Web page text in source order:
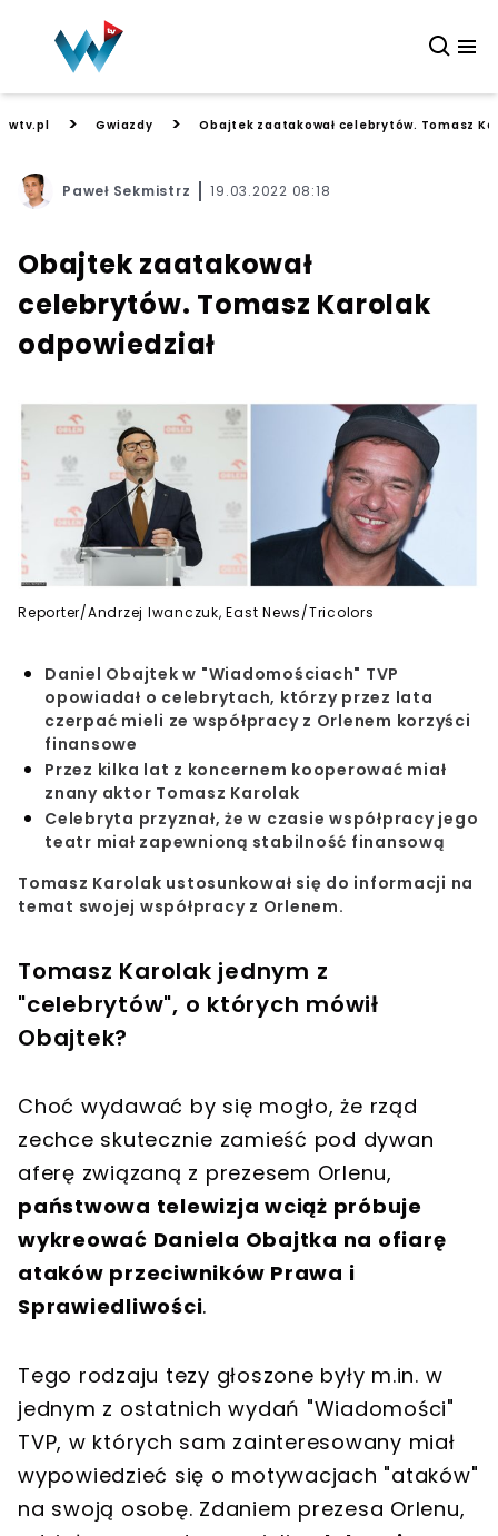
wtv.pl > Gwiazdy > Obajtek zaatakował celebrytów. Tomasz
Paweł Sekmistrz 19.03.2022 08:18
Obajtek zaatakował
celebrytów. Tomasz Karolak
odpowiedział
Reporter/Andrzej Iwanczuk, East News/Tricolors
Daniel Obajtek w "Wiadomościach" TVP
opowiadał o celebrytach, którzy przez lata
czerpać mieli ze współpracy z Orlenem korzyści
finansowe
Przez kilka lat z koncernem kooperować miał
znany aktor Tomasz Karolak
Celebryta przyznał, że w czasie współpracy jego
teatr miał zapewnioną stabilność finansową
Tomasz Karolak ustosunkował się do informacji na
temat swojej współpracy z Orlenem.
Tomasz Karolak jednym z
"celebrytów", o których mówił
Obajtek?
Choć wydawać by się mogło, że rząd
zechce skutecznie zamieść pod dywan
aferę związaną z prezesem Orlenu,
państwowa telewizja wciąż próbuje
wykreować Daniela Obajtka na ofiarę
ataków przeciwników Prawa i
Sprawiedliwości.
Tego rodzaju tezy głoszone były m.in. w
jednym z ostatnich wydań "Wiadomości"
TVP, w których sam zainteresowany miał
wypowiedzieć się o motywacjach "ataków"
na swoją osobę. Zdaniem prezesa Orlenu,